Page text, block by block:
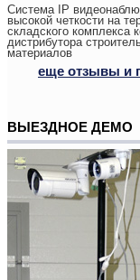
Система IP
высокой четкости на
складского комплекса
дистрибутора
материалов
еще отзывы и
ВЫЕЗДНОЕ ДЕМО